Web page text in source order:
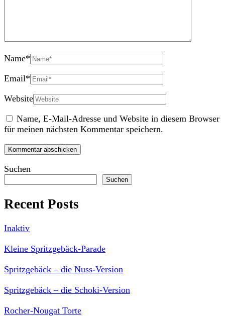
Name*
Email*
Website
Name, E-Mail-Adresse und Website in diesem Browser
für meinen nächsten Kommentar speichern.
Suchen
Suchen
Recent Posts
Inaktiv
Kleine Spritzgebäck-Parade
Spritzgebäck – die Nuss-Version
Spritzgebäck – die Schoki-Version
Rocher-Nougat Torte